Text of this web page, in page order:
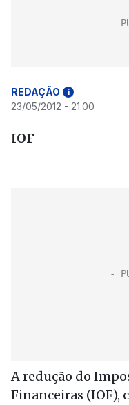
REDAÇÃO i
23/05/2012 - 21:00
IOF
A redução do
Financeiras (IOF),